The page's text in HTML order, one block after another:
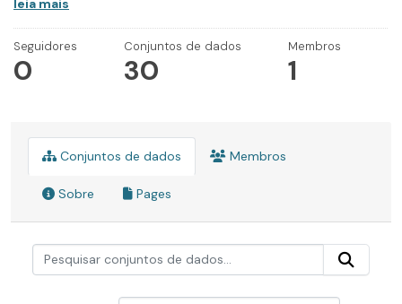
leia mais
Seguidores
0
Conjuntos de dados
30
Membros
1
Conjuntos de dados Membros
Sobre Pages